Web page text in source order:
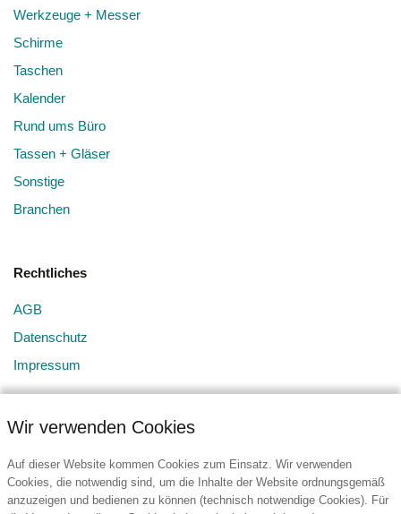
Werkzeuge + Messer
Schirme
Taschen
Kalender
Rund ums Büro
Tassen + Gläser
Sonstige
Branchen
Rechtliches
AGB
Datenschutz
Impressum
Wir verwenden Cookies
Auf dieser Website kommen Cookies zum Einsatz. Wir verwenden
Cookies, die notwendig sind, um die Inhalte der Website ordnungsgemäß
anzuzeigen und bedienen zu können (technisch notwendige Cookies). Für